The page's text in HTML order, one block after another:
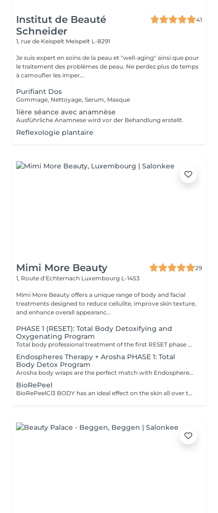
Institut de Beauté
Schneider
41
1, rue de Keispelt Meispelt L-8291
Je suis expert en soins de la peau et "well-aging" ainsi que pour
le traitement des problèmes de peau. Ne perdez plus de temps
à camoufler les imper...
Purifiant Dos
Gommage, Nettoyage, Serum, Masque
1ière séance avec anamnèse
Ausführliche Anamnese wird vor der Behandlung erstellt.
Reflexologie plantaire
Mimi More Beauty
29
1, Route d'Echternach Luxembourg L-1453
Mimi More Beauty offers a unique range of body and facial
treatments designed to reduce cellulite, improve skin texture,
and enhance overall appearanc...
PHASE 1 (RESET): Total Body Detoxifying and
Oxygenating Program
Total body professional treatment of the first RESET phase of Arosha method that exfoliates (removes) the epidermis, stimulates skin microcirculation and oxygenates the tissues, making the skin smooth, luminous and ready to receive next treatments. Recommended once in 3 months. Problems: Impure skin with imperfections Skin in need of regeneration Asphyxiated (deprived of oxygen) skin Bad microcirculation Effects: Removal of dead cells Deeply purified skin Smooth and uniform skin Reactivation of the skin microcirculation Tissue oxygenation To utilise effects of synergy and maximise the results, it is recommended to go through all three Arosha phases starting with RESET, continuing with RESTORE and completing with ATTACK.
Endospheres Therapy + Arosha PHASE 1: Total
Body Detox Program
Arosha body wraps are the perfect match with Endospheres Therapy as they complement their lymphatic drainage and skin toning effects, enhancing overall results by further reducing cellulite, firming the skin, and boosting circulation. Together, they provide a comprehensive approach to body contouring and skin rejuvenation. Service includes: - 30 min of Endospheres Therapy, selected zones - 75 minutes of Arosha Treatment, Total Body Detoxifying and Oxygenating Program Arosha Detox: Total body professional treatment of the first RESET phase of Arosha method that exfoliates the epidermis, stimulates skin microcirculation and oxygenates the tissues, making the skin smooth, luminous and ready to receive RESTORE and ATTACK treatments.
BioRePeel
BioRePeelCl3 BODY has an ideal effect on the skin all over the body, removing fine wrinkles, dead skin cells, acne and superficial scars. The peeling is only applied externally and does not require an injection. The BioRePeelCl3 BODY is packed with all the nutrients and care substances needed for extensive treatment of the skin on various parts of the body. Whether back, legs, buttocks, knees, elbows or feet, all parts of the body receive extensive regeneration and revitalization with this effective peeling product. After just 4 to 6 sessions, BioRePeel BODY improves the skin, leaving it nourished and youthful, so that it can shine with a new freshness. Why BioRePeelCl3 BODY is the perfect exfoliator BioRePeelCl3 BODY is a revitalizing peeling with a bio-stimulating effect that improves the appearance of the skin in several ways. This product from the manufacturer CMED Aesthetics combats acne as well as annoying blackheads and superficial scars, resulting in a well-groomed and sustainably healthy appearance of the skin. BioRePeel also protects the skin on various parts of the body from harmful environmental influences such as UV rays or the effects of skin ageing. In addition, this peeling has a moisturizing function, which makes the skin feel relaxed and gives it a lasting beautiful appearance. BioRePeelCl3 Body is the perfect product for extensive regeneration and revitalization of the skin. This is achieved with the help of various acids and other effective ingredients, such as trichloroacetic acid, tartaric acid or proline. By choosing this product, after just a few topical applications, you will achieve long-lasting revitalized and clarified skin that is not only free of any dryness, fine lines and other imperfections, but also feels fresh and youthful. The price of the session depends on treatment area and amount of peeling required and will be between EUR 110 - EUR 220 (excluding full body). Indicative amount of peeling: 6 ml for the back, 3 ml for the shoulders, 4 ml for the buttocks, 5 ml for the legs, 2 ml for the knees, 1 ml for the elbows, 2 ml for the hands and 3 ml for the feet.